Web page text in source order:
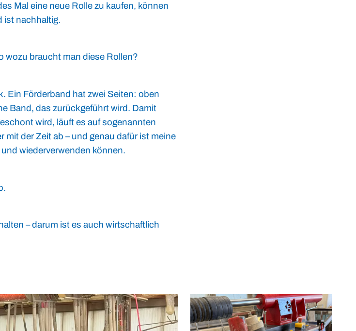
Mal eine neue Rolle zu kaufen, können
ist nachhaltig.
wozu braucht man diese Rollen?
Ein Förderband hat zwei Seiten: oben
Band, das zurückgeführt wird. Damit
wird, läuft es auf sogenannten
der Zeit ab – und genau dafür ist meine
wiederverwenden können.
– darum ist es auch wirtschaftlich